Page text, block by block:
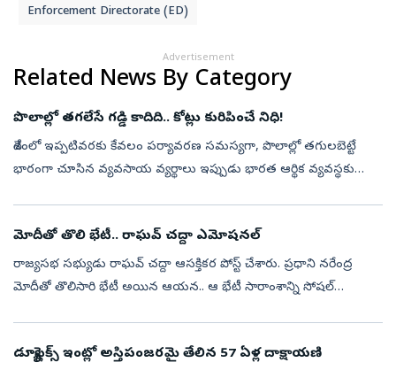
Enforcement Directorate (ED)
Advertisement
Related News By Category
పొలాల్లో తగలేసే గడ్డి కాదిది.. కోట్లు కురిపించే నిధి!
దేశంలో ఇప్పటివరకు కేవలం పర్యావరణ సమస్యగా, పొలాల్లో తగులబెట్టే
భారంగా చూసిన వ్యవసాయ వ్యర్థాలు ఇప్పుడు భారత ఆర్థిక వ్యవస్థకు
మోదీతో తొలి భేటీ.. రాఘవ్‌ చద్దా ఎమోషనల్‌
రాజ్యసభ సభ్యుడు రాఘవ్‌ చద్దా ఆసక్తికర పోస్ట్‌ చేశారు. ప్రధాని నరేంద్ర
మోదీతో తొలిసారి భేటీ అయిన ఆయన.. ఆ భేటీ సారాంశాన్ని సోషల్‌
డ్యూప్లెక్స్‌ ఇంట్లో అస్తిపంజరమై తేలిన 57 ఏళ్ల దాక్షాయణి